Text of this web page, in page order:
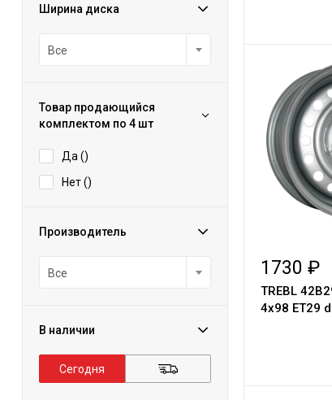
Ширина диска
Все
Товар продающийся
комплектом по 4 шт
Да ()
Нет ()
Производитель
Все
В наличии
Сегодня
1730 ₽
TREBL
4х98 ЕТ29